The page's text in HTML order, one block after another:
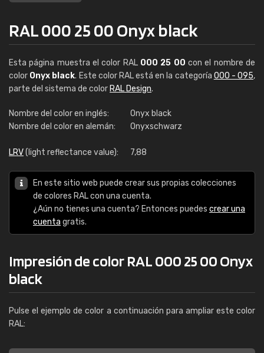
RAL 000 25 00 Onyx black
Esta página muestra el color RAL 000 25 00 con el nombre de
color Onyx black. Este color RAL está en la categoría 000 - 095,
parte del sistema de color RAL Design.
Nombre del color en inglés:
Onyx black
Nombre del color en alemán:
Onyxschwarz
LRV(light reflectance value): 7,88
En este sitio web puede crear sus propias colecciones
de colores RAL con una cuenta.
¿Aún no tienes una cuenta? Entonces puedes crear una
cuenta gratis.
Impresión de color RAL 000 25 00 Onyx
black
Pulse el ejemplo de color a continuación para ampliar este color
RAL: